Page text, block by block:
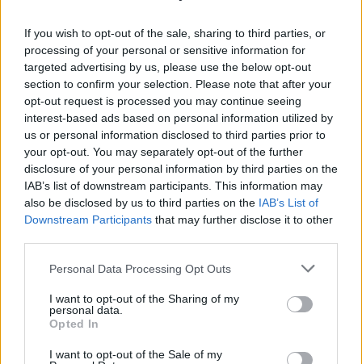
If you wish to opt-out of the sale, sharing to third parties, or
processing of your personal or sensitive information for
targeted advertising by us, please use the below opt-out
section to confirm your selection. Please note that after your
opt-out request is processed you may continue seeing
interest-based ads based on personal information utilized by
us or personal information disclosed to third parties prior to
your opt-out. You may separately opt-out of the further
disclosure of your personal information by third parties on the
IAB’s list of downstream participants. This information may
also be disclosed by us to third parties on the IAB’s List of
Downstream Participants that may further disclose it to other
Personal Data Processing Opt Outs
I want to opt-out of the Sharing of my
personal data.
Opted In
I want to opt-out of the Sale of my
Retrouvez le programme détaillé sur le site officiel
de Castelnau-le-Lez
L'abus d'alcool est dangereux pour la santé. A
consommer avec modération.
INFORMATIONS PRATIQUES
DATES ET HORAIRES
LIEU
Allée du Parc Montplaisir
34170